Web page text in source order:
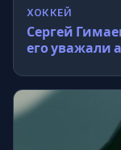
ХОККЕЙ
Сергей
его уважали